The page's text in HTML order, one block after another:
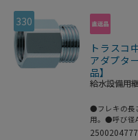
330
トラスコ
アダプタ
品】
給水設備用
●フレキの長
用。●呼び径
(mm)：